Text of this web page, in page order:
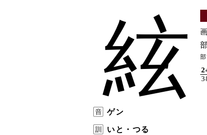
絃
ゲン
いと・つる